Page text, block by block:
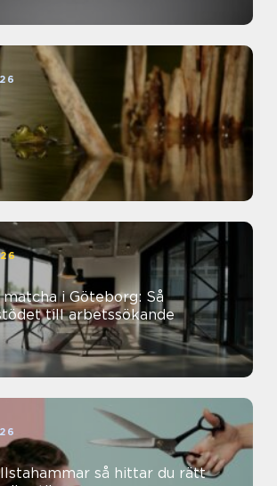
matcha i Göteborg: Så
till arbetssökande
så hittar du rätt